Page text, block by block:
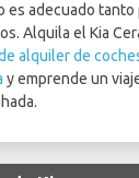
es adecuado tanto
Alquila el Kia
alquiler de
y emprende un